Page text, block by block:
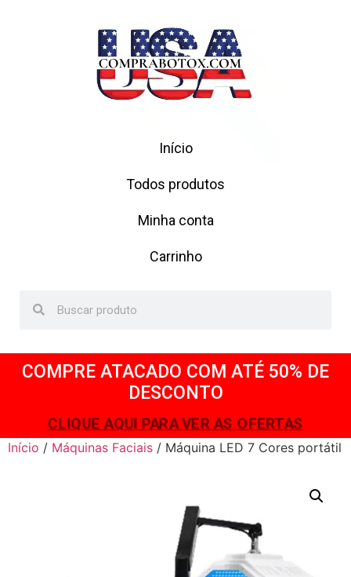
Início
Todos produtos
Minha conta
Carrinho
COMPRE ATACADO COM ATÉ 50% DE
DESCONTO
CLIQUE AQUI PARA VER AS OFERTAS
Início / Máquinas Faciais / Máquina LED 7 Cores portátil